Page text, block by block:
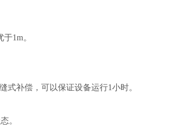
1m。
式补偿，可以保证设备运行1小时。
。